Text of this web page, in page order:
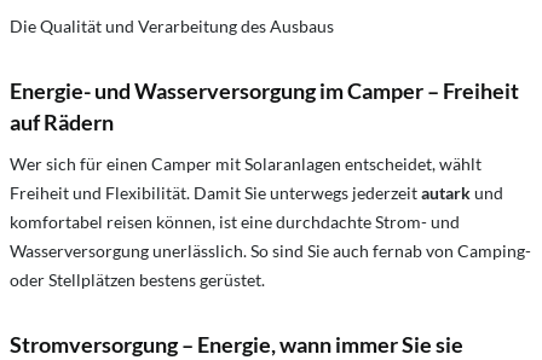
Die Qualität und Verarbeitung des Ausbaus
Energie- und Wasserversorgung im Camper – Freiheit
auf Rädern
Wer sich für einen Camper mit Solaranlagen entscheidet, wählt
Freiheit und Flexibilität. Damit Sie unterwegs jederzeitautarkund
komfortabel reisen können, ist eine durchdachte Strom- und
Wasserversorgung unerlässlich. So sind Sie auch fernab von Camping-
oder Stellplätzen bestens gerüstet.
Stromversorgung – Energie, wann immer Sie sie